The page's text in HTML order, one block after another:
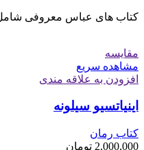
کتاب های عباس معروفی
مقایسه
مشاهده سریع
افزودن به علاقه مندی
اینیاتسیو سیلونه
کتاب رمان
2,000,000 تومان